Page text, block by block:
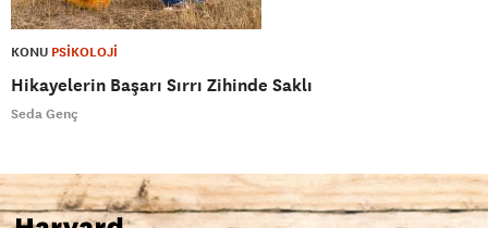
KONU PSİKOLOJİ
Hikayelerin Başarı Sırrı Zihinde Saklı
Seda Genç